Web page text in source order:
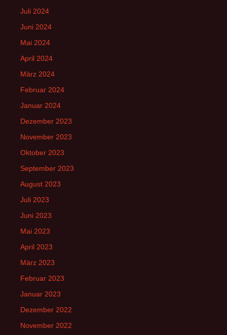
Juli 2024
Juni 2024
Mai 2024
April 2024
März 2024
Februar 2024
Januar 2024
Dezember 2023
November 2023
Oktober 2023
September 2023
August 2023
Juli 2023
Juni 2023
Mai 2023
April 2023
März 2023
Februar 2023
Januar 2023
Dezember 2022
November 2022